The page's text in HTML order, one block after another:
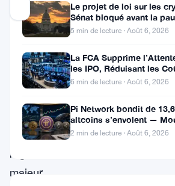
Mis à jour 1 mois il y a
Ripple
vient
obstacle
réglementaire
majeur
Le projet de loi sur les
Sénat bloqué avant la
FBI s’opposent
5 min de lecture · Août 6, 2026
La FCA Supprime
les IPO, Réduisant les
au Royaume-Uni
6 min de lecture · Août 6, 2026
Pi Network bondit de
altcoins s’envolent —
6 août
2 min de lecture · Août 6, 2026